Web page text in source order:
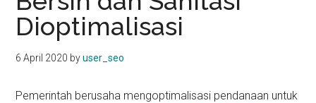
kit
indonesia
Dioptimalisasi
6 April 2020 byuser_seo
Pemerintah berusaha mengoptimalisasi pendanaan untuk